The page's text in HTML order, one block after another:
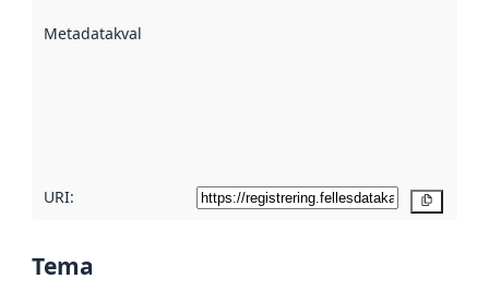
Metadatakvalitet
URI:
Tema